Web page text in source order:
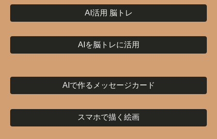
AI活用 脳トレ
AIを脳トレに活用
AIで作るメッセージカード
スマホで描く絵画